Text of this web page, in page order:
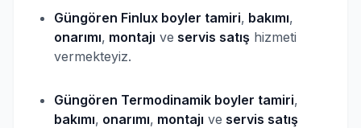
Güngören Finlux boyler tamiri, bakımı,
onarımı, montajı ve servis satış hizmeti
vermekteyiz.
Güngören Termodinamik boyler tamiri,
bakımı, onarımı, montajı ve servis satış